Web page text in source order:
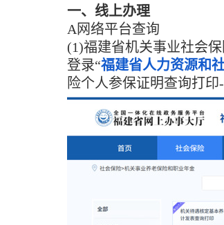
一、线上办理
A网络平台查询
(1)福建省机关事业社会
登录“福建省人力资源和
险个人参保证明查询打